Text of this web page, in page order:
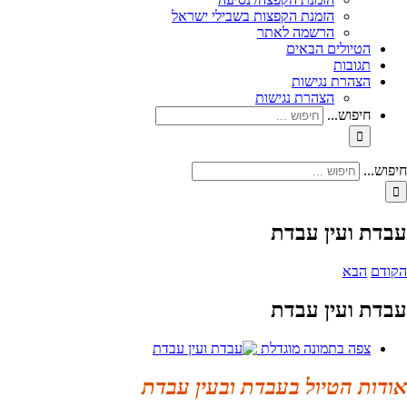
הזמנת הקפצות בשבילי ישראל
הרשמה לאתר
הטיולים הבאים
תגובות
הצהרת נגישות
הצהרת נגישות
חיפוש...
חיפוש...
עבדת ועין עבדת
הקודם הבא
עבדת ועין עבדת
צפה בתמונה מוגדלת
אודות הטיול בעבדת ובעין עבדת